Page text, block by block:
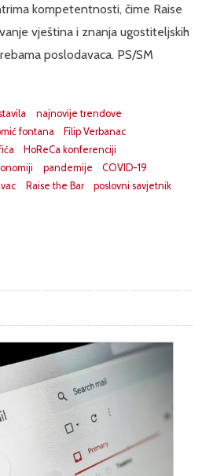
kompetentnosti, čime Raise
vještina i znanja ugostiteljskih
poslodavaca. PS/SM
najnovije trendove
fontana
Filip Verbanac
HoReCa konferenciji
pandemije
COVID-19
Raise the Bar
poslovni savjetnik